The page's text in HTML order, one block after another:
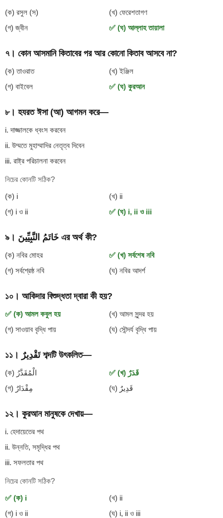
(ক) রসুল (স)
(খ) ফেরেশতাগণ
(গ) জ্বীন
✅ (ঘ) আল্লাহ তায়ালা
৭। কোন আসমানি কিতাবের পর আর কোনো কিতাব আসবে না?
(ক) তাওরাত
(খ) ইঞ্জিল
(গ) বাইবেল
✅ (ঘ) কুরআন
৮। হযরত ঈসা (আ) আগমন করে—
i. দাজ্জালকে ধ্বংস করবেন
ii. উম্মতে মুহাম্মাদির নেতৃত্ব দিবেন
iii. রাষ্ট্র পরিচালনা করবেন
নিচের কোনটি সঠিক?
(ক) i
(খ) ii
(গ) i ও ii
✅ (ঘ) i, ii ও iii
৯। خَاتَمُ النَّبِيِّينَ এর অর্থ কী?
(ক) নবির মোহর
✅ (খ) সর্বশেষ নবি
(গ) সর্বশ্রেষ্ঠ নবি
(ঘ) নবির আদর্শ
১০। আকিদার বিশুদ্ধতা দ্বারা কী হয়?
✅ (ক) আমল কবুল হয়
(খ) আমল সুন্দর হয়
(গ) সাওয়াব বৃদ্ধি পায়
(ঘ) সৌন্দর্য বৃদ্ধি পায়
১১। تَقْدِيرٌ শব্দটি উৎকলিত—
(ক) الْمُقَدَّرُ
✅ (খ) قَدَرٌ
(গ) مِقْدَارٌ
(ঘ) قَدِيرٌ
১২। কুরআন মানুষকে দেখায়—
i. হেদায়েতের পথ
ii. উন্নতি, সমৃদ্ধির পথ
iii. সফলতার পথ
নিচের কোনটি সঠিক?
✅ (ক) i
(খ) ii
(গ) i ও ii
(ঘ) i, ii ও iii